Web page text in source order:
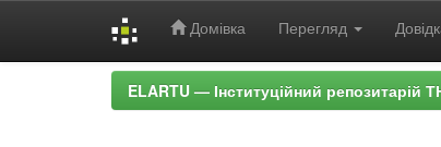
Домівка Перегляд
ELARTU — Інституційний репозитарій